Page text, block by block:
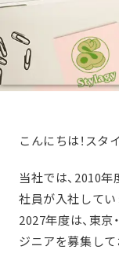
こんにちは！スタ
当社では、2010
社員が入社してい
2027年度は、東
ジニアを募集して